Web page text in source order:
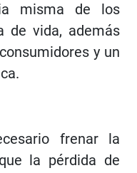
misma de los
de vida, además
y un
frenar la
la pérdida de